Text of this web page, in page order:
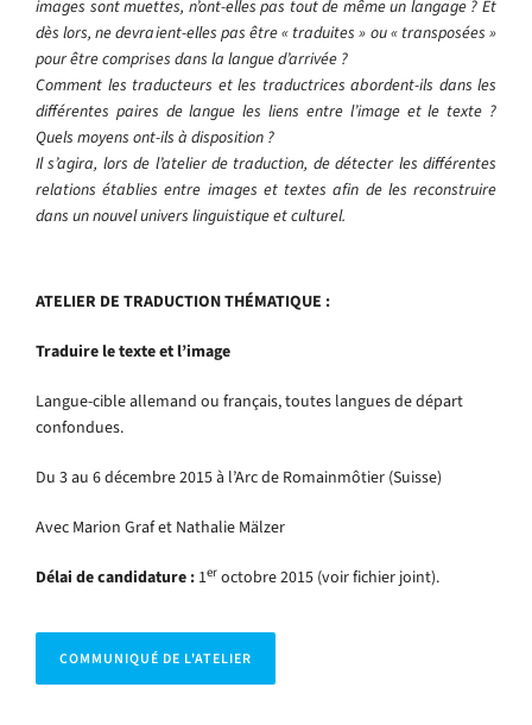
images sont muettes, n’ont-elles pas tout de même un langage ? Et
dès lors, ne devraient-elles pas être « traduites » ou « transposées »
pour être comprises dans la langue d’arrivée ?
Comment les traducteurs et les traductrices abordent-ils dans les
différentes paires de langue les liens entre l’image et le texte ?
Quels moyens ont-ils à disposition ?
Il s’agira, lors de l’atelier de traduction, de détecter les différentes
relations établies entre images et textes afin de les reconstruire
dans un nouvel univers linguistique et culturel.
ATELIER DE TRADUCTION THÉMATIQUE :
Traduire le texte et l’image
Langue-cible allemand ou français, toutes langues de départ
confondues.
Du 3 au 6 décembre 2015 à l’Arc de Romainmôtier (Suisse)
Avec Marion Graf et Nathalie Mälzer
Délai de candidature : 1er octobre 2015 (voir fichier joint).
COMMUNIQUÉ DE L'ATELIER